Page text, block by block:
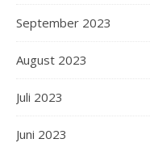
September 2023
August 2023
Juli 2023
Juni 2023